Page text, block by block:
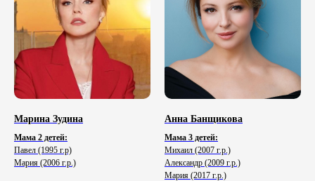
Марина Зудина
Мама 2 детей:
Павел (1995 г.р)
Мария (2006 г.р.)
Анна Банщикова
Мама 3 детей:
Михаил (2007 г.р.)
Александр (2009 г.р.)
Мария (2017 г.р.)